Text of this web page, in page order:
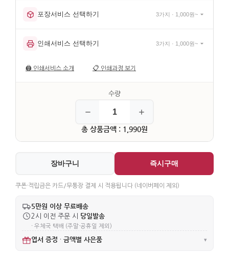
포장서비스 선택하기 3가지 · 1,000원~
인쇄서비스 선택하기 3가지 · 1,000원~
🖨️ 인쇄서비스 소개 📋 인쇄과정 보기
총 상품금액 : 1,990원
장바구니 즉시구매
쿠폰·적립금은 카드/무통장 결제 시 적용됩니다 (네이버페이 제외)
5만원 이상 무료배송
2시 이전 주문 시 당일발송
· 우체국 택배 (주말·공휴일 제외)
엽서 증정 · 금액별 사은품 ▾